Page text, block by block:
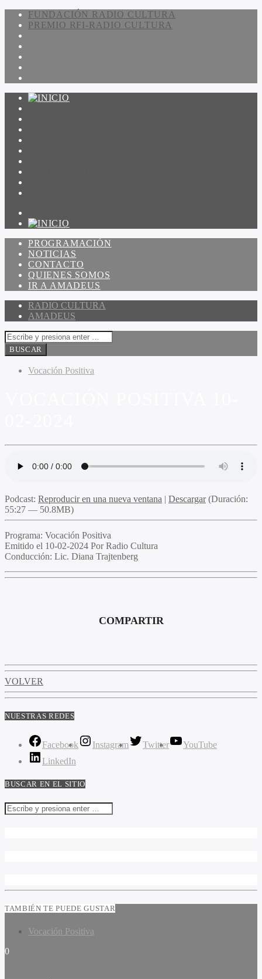
FUNDACIÓN RADIO CULTURA
PREMIO RFI-RADIO CULTURA
PROGRAMACIÓN
NOTICIAS
CONTACTO
QUIENES SOMOS
IR A AMADEUS
RADIO CULTURA
AMADEUS
Vocación Positiva
Podcast: Reproducir en una nueva ventana | Descargar(Duración:
55:27 — 50.8MB)
Programa: Vocación Positiva
Emitido el 10-02-2024 Por Radio Cultura
Conducción: Lic. Diana Trajtenberg
COMPARTIR
VOLVER
NUESTRAS REDES
Facebook Instagram Twitter
YouTube
LinkedIn
BUSCAR EN EL SITIO
TAMBIÉN TE PUEDE GUSTAR
Vocación Positiva
0